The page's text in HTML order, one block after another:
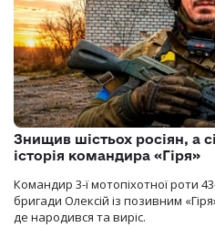
Знищив шістьох росіян, а
історія командира «Гіря»
Командир 3-ї мотопіхотної роти
бригади Олексій із позивним
де народився та виріс.